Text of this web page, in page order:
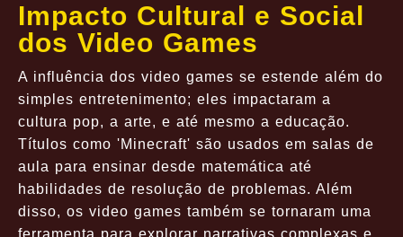
Impacto Cultural e Social
dos Video Games
A influência dos video games se estende além do
simples entretenimento; eles impactaram a
cultura pop, a arte, e até mesmo a educação.
Títulos como 'Minecraft' são usados em salas de
aula para ensinar desde matemática até
habilidades de resolução de problemas. Além
disso, os video games também se tornaram uma
ferramenta para explorar narrativas complexas e